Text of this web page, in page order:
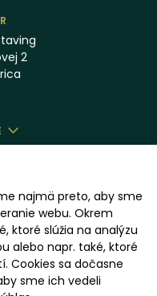
2
najmä preto, aby sme
webu. Okrem
ktoré slúžia na analýzu
alebo napr. také, ktoré
Cookies sa dočasne
sme ich vedeli